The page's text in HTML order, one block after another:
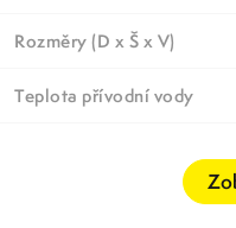
Rozměry (D x Š x V)
Teplota přívodní vody